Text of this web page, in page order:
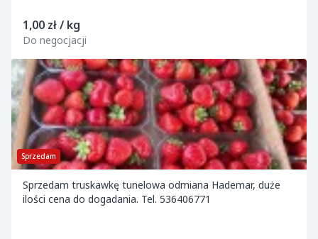
1,00 zł / kg
Do negocjacji
Sprzedam
Sprzedam truskawkę tunelowa odmiana Hademar, duże
ilości cena do dogadania. Tel. 536406771